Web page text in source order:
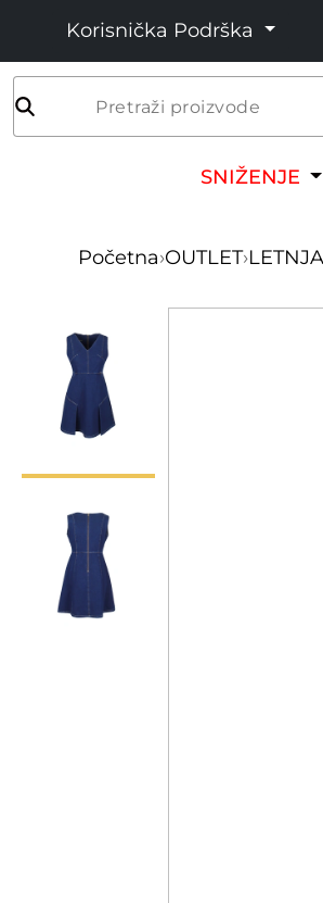
Korisnička Podrška
Pretraži proizvode
SNIŽENJE
Početna›OUTLET›